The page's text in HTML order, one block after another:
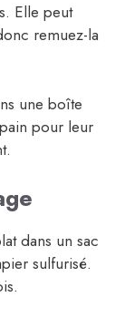
Elle peut
remuez-la
une boîte
pour leur
dans un sac
sulfurisé.